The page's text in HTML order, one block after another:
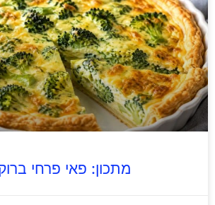
מתכון: פאי פרחי